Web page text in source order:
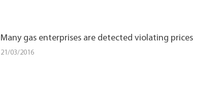
Many gas enterprises are detected violating prices
21/03/2016